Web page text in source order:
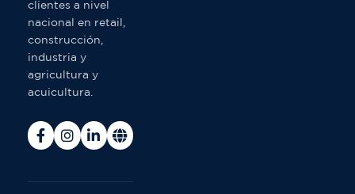
clientes a nivel
nacional en retail,
construcción,
industria y
agricultura y
acuicultura.